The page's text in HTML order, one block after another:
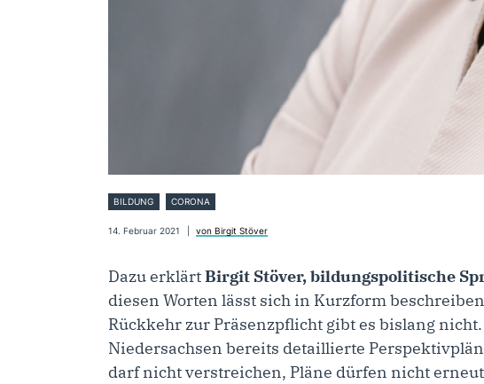
BILDUNG CORONA
14. Februar 2021 von Birgit Stöver
Dazu erklärtBirgit Stöver, bildungspolitische
diesen Worten lässt sich in Kurzform
Rückkehr zur Präsenzpflicht gibt es bislang
Niedersachsen bereits detaillierte
darf nicht verstreichen, Pläne dürfen nicht